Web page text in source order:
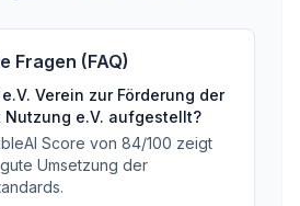
Fragen (FAQ)
e.V. Verein zur Förderung der
e.V. aufgestellt?
Score von 84/100 zeigt
Umsetzung der
.